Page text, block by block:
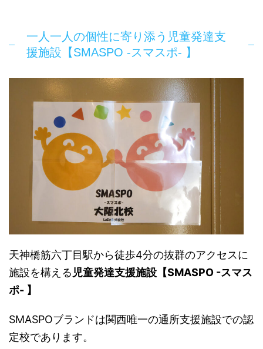
一人一人の個性に寄り添う児童発達支
援施設【SMASPO -スマスポ- 】
天神橋筋六丁目駅から徒歩4分の抜群のアクセスに
施設を構える児童発達支援施設【SMASPO -スマス
ポ- 】
SMASPOブランドは関西唯一の通所支援施設での認
定校であります。